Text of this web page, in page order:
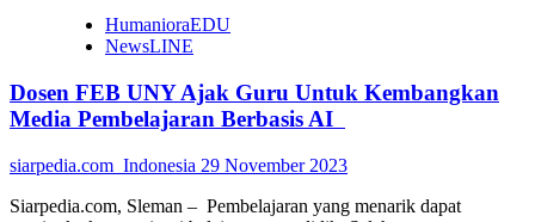
Internasional
HumanioraEDU
NewsLINE
Dosen FEB UNY Ajak Guru Untuk Kembangkan
Media Pembelajaran Berbasis AI
siarpedia.com_Indonesia 29 November 2023
Siarpedia.com, Sleman – Pembelajaran yang menarik dapat